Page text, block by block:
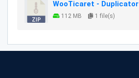
WooTicaret - Duplicator
112 MB 1 file(s)